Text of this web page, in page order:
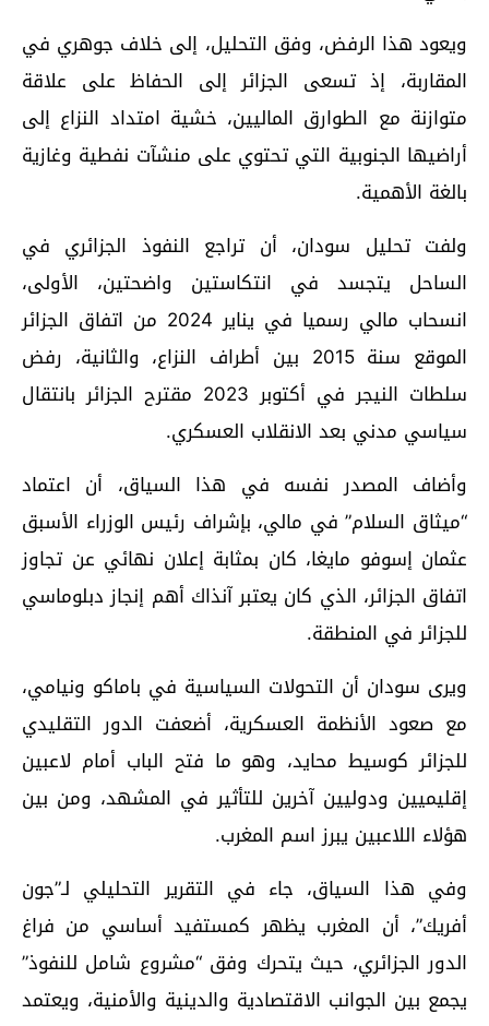
ويعود هذا الرفض، وفق التحليل، إلى خلاف جوهري في
المقاربة، إذ تسعى الجزائر إلى الحفاظ على علاقة
متوازنة مع الطوارق الماليين، خشية امتداد النزاع إلى
أراضيها الجنوبية التي تحتوي على منشآت نفطية وغازية
بالغة الأهمية.
ولفت تحليل سودان، أن تراجع النفوذ الجزائري في
الساحل يتجسد في انتكاستين واضحتين، الأولى،
انسحاب مالي رسميا في يناير 2024 من اتفاق الجزائر
الموقع سنة 2015 بين أطراف النزاع، والثانية، رفض
سلطات النيجر في أكتوبر 2023 مقترح الجزائر بانتقال
سياسي مدني بعد الانقلاب العسكري.
وأضاف المصدر نفسه في هذا السياق، أن اعتماد
“ميثاق السلام” في مالي، بإشراف رئيس الوزراء الأسبق
عثمان إسوفو مايغا، كان بمثابة إعلان نهائي عن تجاوز
اتفاق الجزائر، الذي كان يعتبر آنذاك أهم إنجاز دبلوماسي
للجزائر في المنطقة.
ويرى سودان أن التحولات السياسية في باماكو ونيامي،
مع صعود الأنظمة العسكرية، أضعفت الدور التقليدي
للجزائر كوسيط محايد، وهو ما فتح الباب أمام لاعبين
إقليميين ودوليين آخرين للتأثير في المشهد، ومن بين
هؤلاء اللاعبين يبرز اسم المغرب.
وفي هذا السياق، جاء في التقرير التحليلي لـ”جون
أفريك”، أن المغرب يظهر كمستفيد أساسي من فراغ
الدور الجزائري، حيث يتحرك وفق “مشروع شامل للنفوذ”
يجمع بين الجوانب الاقتصادية والدينية والأمنية، ويعتمد